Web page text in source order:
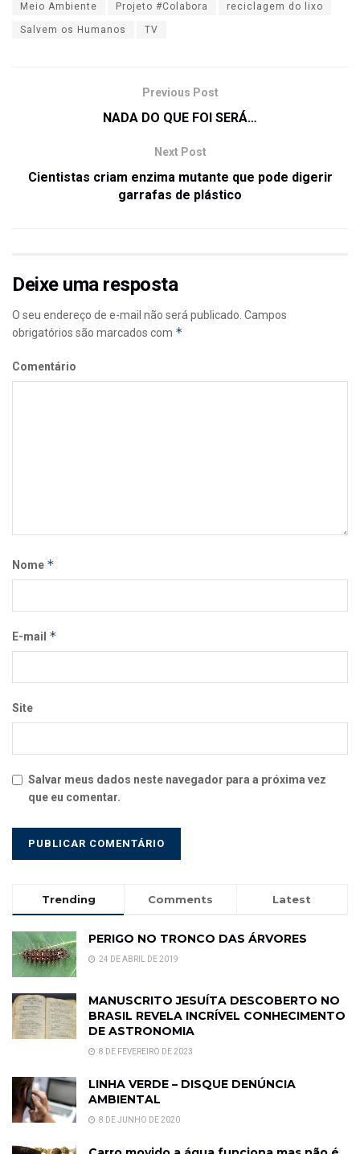
Meio Ambiente Projeto #Colabora reciclagem do lixo
Salvem os Humanos TV
Previous Post
NADA DO QUE FOI SERÁ…
Next Post
Cientistas criam enzima mutante que pode digerir
garrafas de plástico
Deixe uma resposta
O seu endereço de e-mail não será publicado. Campos
obrigatórios são marcados com *
Comentário
Nome *
E-mail *
Site
Salvar meus dados neste navegador para a próxima vez
que eu comentar.
Trending Comments Latest
PERIGO NO TRONCO DAS ÁRVORES
24 DE ABRIL DE 2019
MANUSCRITO JESUÍTA DESCOBERTO NO
BRASIL REVELA INCRÍVEL CONHECIMENTO
DE ASTRONOMIA
8 DE FEVEREIRO DE 2023
LINHA VERDE – DISQUE DENÚNCIA
AMBIENTAL
8 DE JUNHO DE 2020